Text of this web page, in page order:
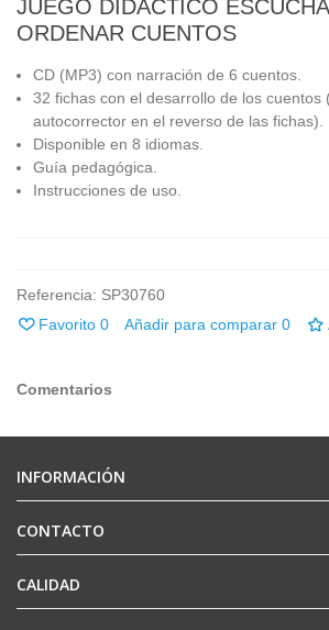
JUEGO DIDÁCTICO
ORDENAR CUENTOS
CD (MP3) con narración de 6 cuentos
32 fichas con el desarrollo de los cuentos
autocorrector en el reverso de las fichas).
Disponible en 8 idiomas.
Guía pedagógica.
Instrucciones de uso.
Referencia: SP30760
Favorito 0 Añadir para comparar 0
Comentarios
INFORMACIÓN
CONTACTO
CALIDAD